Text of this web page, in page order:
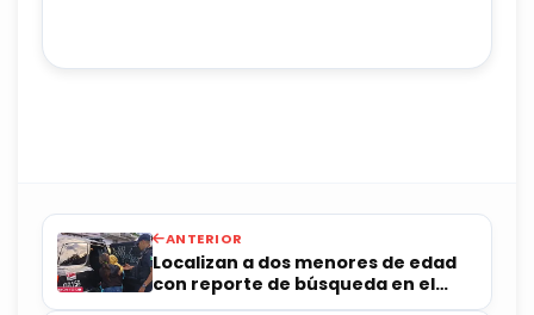
ANTERIOR
Localizan a dos menores de edad
con reporte de búsqueda en el
Edomex